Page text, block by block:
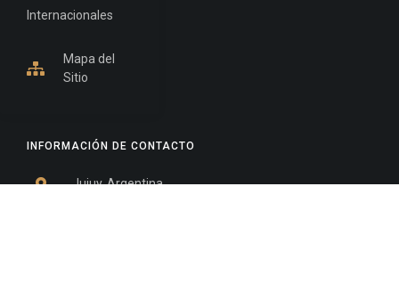
INFORMACIÓN DE CONTACTO
Jujuy, Argentina
Internacionales
Mapa del
Sitio